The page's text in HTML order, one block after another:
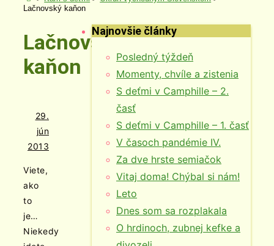
Lačnovský kaňon
Lačnovský
kaňon
29.
jún
2013
Viete,
ako
to
je…
Niekedy
Najnovšie články
Posledný týždeň
Momenty, chvíle a zistenia
S deťmi v Camphille – 2.
časť
S deťmi v Camphille – 1. časť
V časoch pandémie IV.
Za dve hrste semiačok
Vitaj doma! Chýbal si nám!
Leto
Dnes som sa rozplakala
O hrdinoch, zubnej kefke a